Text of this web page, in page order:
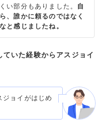
い部分もありました。 自
、誰かに頼るのではなく
と感じましたね。
いた経験からアスジョイ
ジョイがはじめ